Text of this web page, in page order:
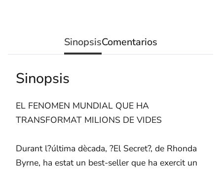
SinopsisComentarios
Sinopsis
EL FENOMEN MUNDIAL QUE HA
TRANSFORMAT MILIONS DE VIDES
Durant l?última dècada, ?El Secret?, de Rhonda
Byrne, ha estat un best-seller que ha exercit un